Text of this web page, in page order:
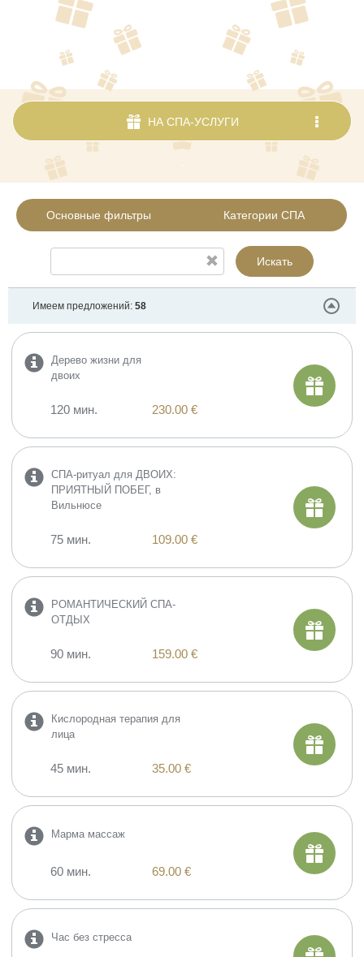
НА СПА-УСЛУГИ
.
Основные фильтры Категории СПА
Искать
Имеем предложений: 58
Дерево жизни для
двоих
120 мин. 230.00 €
СПА-ритуал для ДВОИХ:
ПРИЯТНЫЙ ПОБЕГ, в
Вильнюсе
75 мин. 109.00 €
РОМАНТИЧЕСКИЙ СПА-
ОТДЫХ
90 мин. 159.00 €
​Кислородная терапия для
лица
45 мин. 35.00 €
Марма массаж
60 мин. 69.00 €
Час без стресса